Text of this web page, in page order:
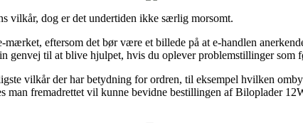
vilkår, dog er det undertiden ikke særlig morsomt.
eftersom det bør være et billede på at e-handlen
genvej til at blive hjulpet, hvis du oplever problemstillinger som
vilkår der har betydning for ordren, til eksempel hvilken
man fremadrettet vil kunne bevidne bestillingen af Biloplader